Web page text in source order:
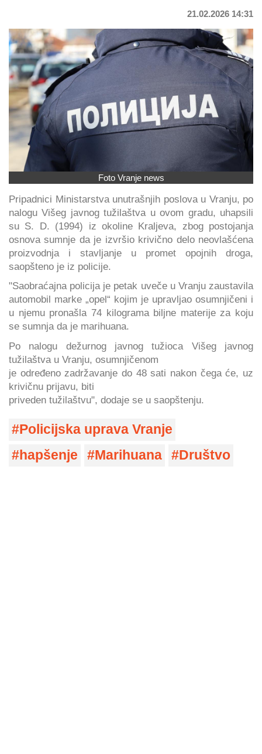
21.02.2026 14:31
Foto Vranje news
Pripadnici Ministarstva unutrašnjih poslova u Vranju, po
nalogu Višeg javnog tužilaštva u ovom gradu, uhapsili
su S. D. (1994) iz okoline Kraljeva, zbog postojanja
osnova sumnje da je izvršio krivično delo neovlašćena
proizvodnja i stavljanje u promet opojnih droga,
saopšteno je iz policije.
"Saobraćajna policija je petak uveče u Vranju zaustavila
automobil marke „opel“ kojim je upravljao osumnjičeni i
u njemu pronašla 74 kilograma biljne materije za koju
se sumnja da je marihuana.
Po nalogu dežurnog javnog tužioca Višeg javnog
tužilaštva u Vranju, osumnjičenom
je određeno zadržavanje do 48 sati nakon čega će, uz
krivičnu prijavu, biti
priveden tužilaštvu", dodaje se u saopštenju.
Policijska uprava Vranje
hapšenje
Marihuana Društvo